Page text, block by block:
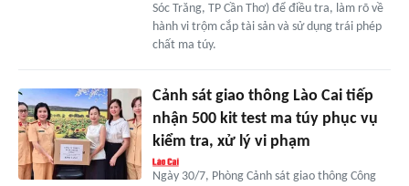
Sóc Trăng, TP Cần Thơ) để điều tra, làm rõ về
hành vi trộm cắp tài sản và sử dụng trái phép
chất ma túy.
Cảnh sát giao thông Lào Cai tiếp
nhận 500 kit test ma túy phục vụ
kiểm tra, xử lý vi phạm
Ngày 30/7, Phòng Cảnh sát giao thông Công